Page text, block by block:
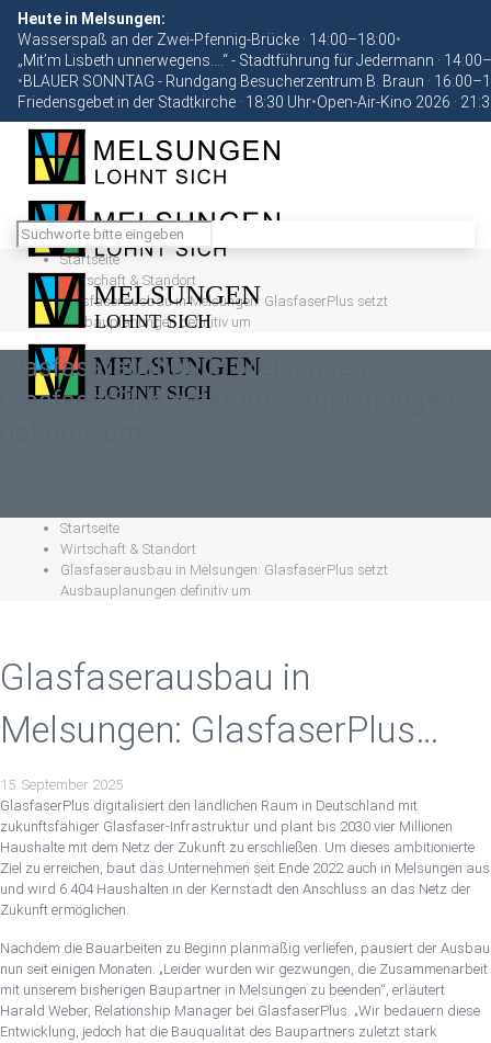
Heute in Melsungen:
Wasserspaß an der Zwei-Pfennig-Brücke · 14:00–18:00•
„Mit’m Lisbeth unnerwegens….“ - Stadtführung für Jedermann ·
•BLAUER SONNTAG - Rundgang Besucherzentrum B. Braun ·
Friedensgebet in der Stadtkirche · 18:30 Uhr•Open-Air-Kino 2026 ·
Startseite
Wirtschaft & Standort
Glasfaserausbau in Melsungen: GlasfaserPlus setzt
Ausbauplanungen definitiv um
Glasfaserausbau in Melsungen:
GlasfaserPlus setzt Ausbauplanungen
Startseite
Wirtschaft & Standort
Glasfaserausbau in Melsungen: GlasfaserPlus setzt
Ausbauplanungen definitiv um
Glasfaserausbau in
Melsungen: GlasfaserPlus
setzt Ausbauplanungen
definitiv um
15. September 2025
GlasfaserPlus digitalisiert den ländlichen Raum in Deutschland mit
zukunftsfähiger Glasfaser-Infrastruktur und plant bis 2030 vier Millionen
Haushalte mit dem Netz der Zukunft zu erschließen. Um dieses ambitionierte
Ziel zu erreichen, baut das Unternehmen seit Ende 2022 auch in Melsungen aus
und wird 6.404 Haushalten in der Kernstadt den Anschluss an das Netz der
Zukunft ermöglichen.
Nachdem die Bauarbeiten zu Beginn planmäßig verliefen, pausiert der Ausbau
nun seit einigen Monaten. „Leider wurden wir gezwungen, die Zusammenarbeit
mit unserem bisherigen Baupartner in Melsungen zu beenden“, erläutert
Harald Weber, Relationship Manager bei GlasfaserPlus. „Wir bedauern diese
Entwicklung, jedoch hat die Bauqualität des Baupartners zuletzt stark